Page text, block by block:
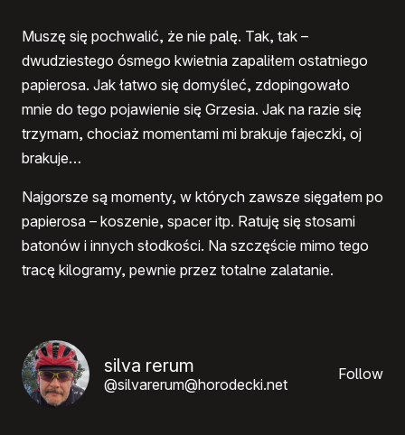
Muszę się pochwalić, że nie palę. Tak, tak –
dwudziestego ósmego kwietnia zapaliłem ostatniego
papierosa. Jak łatwo się domyśleć, zdopingowało
mnie do tego pojawienie się Grzesia. Jak na razie się
trzymam, chociaż momentami mi brakuje fajeczki, oj
brakuje…
Najgorsze są momenty, w których zawsze sięgałem po
papierosa – koszenie, spacer itp. Ratuję się stosami
batonów i innych słodkości. Na szczęście mimo tego
tracę kilogramy, pewnie przez totalne zalatanie.
silva rerum
@silvarerum@horodecki.net
Follow